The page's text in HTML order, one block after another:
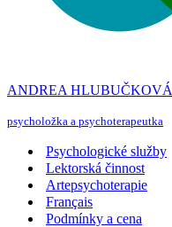
ANDREA HLUBUČKOVÁ
psycholožka a psychoterapeutka
Psychologické služby
Lektorská činnost
Artepsychoterapie
Français
Podmínky a cena